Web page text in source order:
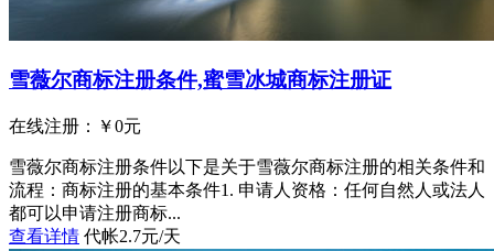
雪薇尔商标注册条件,蜜雪冰城商标注册证
在线注册：￥0元
雪薇尔商标注册条件以下是关于雪薇尔商标注册的相关条件和
流程：商标注册的基本条件1. 申请人资格：任何自然人或法人
都可以申请注册商标...
查看详情 代帐2.7元/天